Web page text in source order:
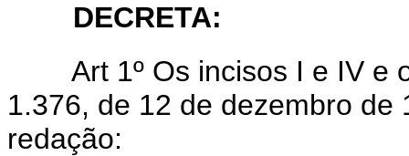
DECRETA:
Art 1º Os incisos I e IV e
1.376, de 12 de dezembro
redação: